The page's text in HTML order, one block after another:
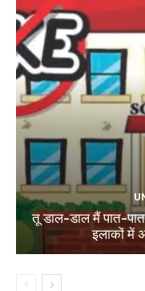
तू डाल-डाल मैं पात-पात
इलाकों में